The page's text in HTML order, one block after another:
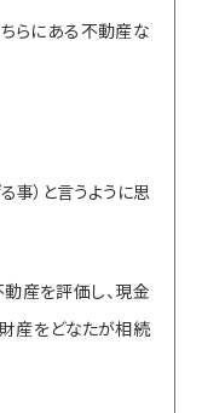
らにある不動産な
事）と言うように思
産を評価し、現金
産をどなたが相続